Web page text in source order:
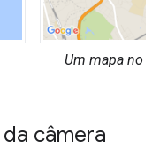
Um mapa no
câmera